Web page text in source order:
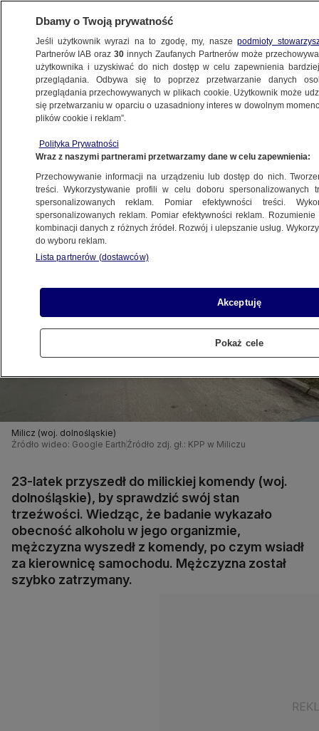
WROCŁAW
znowu wsiadł za kierownicę
3.03.2025, 13:04
Udostępnij
Milicz (woj. dolnośląskie)
Źródło wideo: Google Earth Źródło zdj. gł.: KPP w Miliczu
23-latek przyszedł do milickiej komendy (woj.
dolnośląskie), by sprawdzić swój stan
trzeźwości. Wiedząc, że badanie wykazało
obecność alkoholu w jego organizmie,
mężczyzna wyszedł z komendy, po czym wsiadł
za kierownicę samochodu. Mężczyzna został
szybko zatrzymany.
Dbamy o Twoją prywatność
Jeśli użytkownik wyrazi na to zgodę, my, naszepodmioty
Partnerów IAB oraz30 innych Zaufanych Partnerów może
użytkownika i uzyskiwać do nich dostęp w celu zapewnienia
przeglądania. Odbywa się to poprzez przetwarzanie danych
przeglądania przechowywanych w plikach cookie. Użytkownik może
się przetwarzaniu w oparciu o uzasadniony interes w dowolnym
plików cookie i reklam”.
Polityka Prywatności
Wraz z naszymi partnerami przetwarzamy dane w celu zapewnienia:
Przechowywanie informacji na urządzeniu lub dostęp do nich.
treści. Wykorzystywanie profili w celu doboru spersonalizowanych
spersonalizowanych reklam. Pomiar efektywności treści.
spersonalizowanych reklam. Pomiar efektywności reklam.
kombinacji danych z różnych źródeł. Rozwój i ulepszanie usług.
do wyboru reklam.
Lista partnerów (dostawców)
Akceptuję
Pokaż cele